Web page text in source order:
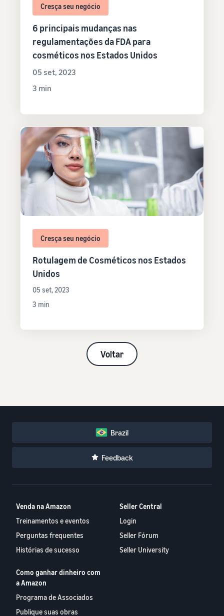
Cresça seu negócio
6 principais mudanças nas
regulamentações da FDA para
cosméticos nos Estados Unidos
05 set, 2023
3 min
Cresça seu negócio
Rotulagem de Cosméticos nos Estados
Unidos
05 set, 2023
3 min
Voltar
Brazil
Feedback
Venda na Amazon
Treinamentos e eventos
Perguntas frequentes
Histórias de sucesso
Seller Central
Login
Seller Fórum
Seller University
Como ganhar dinheiro com
a Amazon
Programa de Associados
Publique suas obras